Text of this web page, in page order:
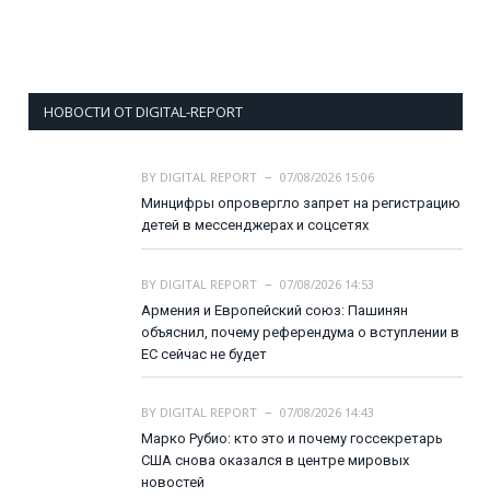
НОВОСТИ ОТ DIGITAL-REPORT
BY DIGITAL REPORT
07/08/2026 15:06
Минцифры опровергло запрет на регистрацию
детей в мессенджерах и соцсетях
BY DIGITAL REPORT
07/08/2026 14:53
Армения и Европейский союз: Пашинян
объяснил, почему референдума о вступлении в
ЕС сейчас не будет
BY DIGITAL REPORT
07/08/2026 14:43
Марко Рубио: кто это и почему госсекретарь
США снова оказался в центре мировых
новостей